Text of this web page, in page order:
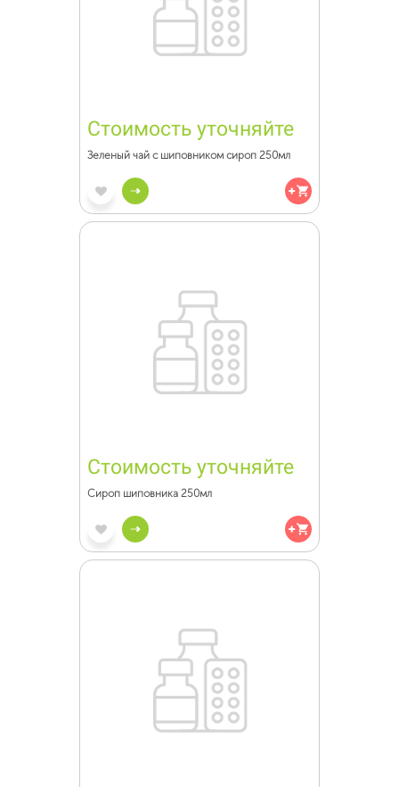
Стоимость уточняйте
Зеленый чай с шиповником сироп 250мл
Стоимость уточняйте
Сироп шиповника 250мл